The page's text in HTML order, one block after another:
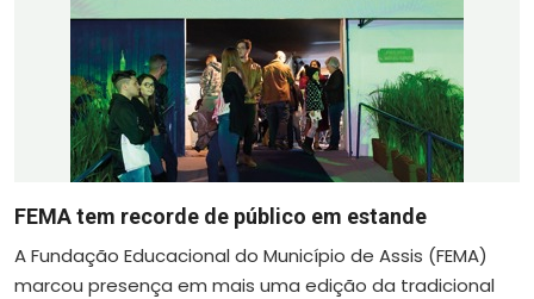
FEMA tem recorde de público em estande
A Fundação Educacional do Município de Assis (FEMA)
marcou presença em mais uma edição da tradicional